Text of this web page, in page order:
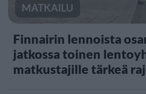
MATKAILU
Finnairin lennoista
jatkossa toinen
matkustajille tärkeä